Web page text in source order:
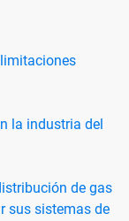
la industria del
de gas
sus sistemas de